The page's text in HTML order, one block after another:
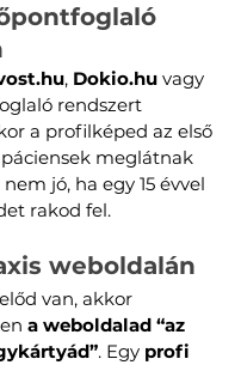
, Dokio.hu vagy
rendszert
a profilképed az első
meglátnak
jó, ha egy 15 évvel
rakod fel.
weboldalán
van, akkor
a weboldalad “az
. Egy profi